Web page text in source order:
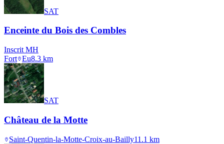
SAT
Enceinte du Bois des Combles
Inscrit MH
Fort Eu8.3 km
SAT
Château de la Motte
Saint-Quentin-la-Motte-Croix-au-Bailly11.1 km